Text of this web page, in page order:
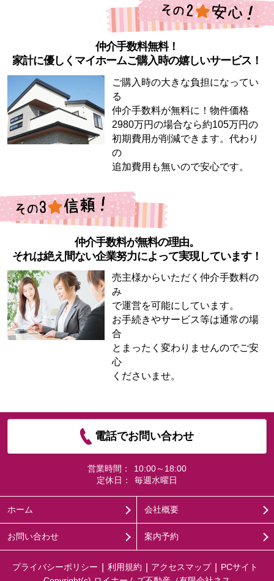
仲介手数料無料！
家計に優しくマイホームご購入時の嬉しいサービス！
ご購入時の大きな負担になってい
る
仲介手数料が無料に！物件価格
2980万円の場合なら約105万円の
初期費用が削減できます。代わり
の
追加費用も無いので安心です。
仲介手数料が無料の理由。
それは絶え間ない企業努力によって実現しています！
売主様からいただく仲介手数料の
み
で運営を可能にしています。
お手続きやサービス等は通常の場
合
とまったく変わりませんのでご安
心
くださいませ。
電話でお問い合わせ
営業時間：
10:00～18:00
定休日：
毎週水曜日
ホーム 会社概要
お問い合わせ 案内予約
プライバシーポリシー 利用規約 アクセスマップ
PCサイト